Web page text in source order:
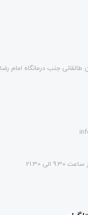
طالقانی جنب درمانگاه امام رضا
الی 21.30